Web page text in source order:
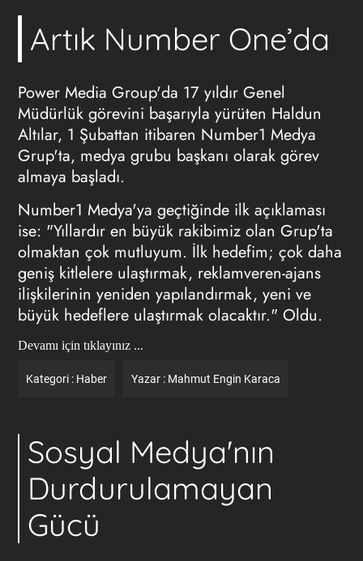
Artık Number One’da
Power Media Group'da 17 yıldır Genel
Müdürlük görevini başarıyla yürüten Haldun
Altılar, 1 Şubattan itibaren Number1 Medya
Grup'ta, medya grubu başkanı olarak görev
almaya başladı.
Number1 Medya'ya geçtiğinde ilk açıklaması
ise: "Yıllardır en büyük rakibimiz olan Grup'ta
olmaktan çok mutluyum. İlk hedefim; çok daha
geniş kitlelere ulaştırmak, reklamveren-ajans
ilişkilerinin yeniden yapılandırmak, yeni ve
büyük hedeflere ulaştırmak olacaktır." Oldu.
Devamı için tıklayınız ...
Kategori : Haber Yazar : Mahmut Engin Karaca
Sosyal Medya'nın
Durdurulamayan
Gücü